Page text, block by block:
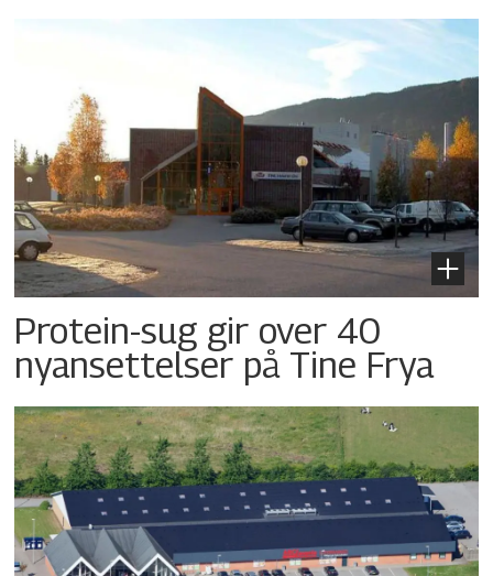
Protein-sug gir over 40
nyansettelser på Tine Frya